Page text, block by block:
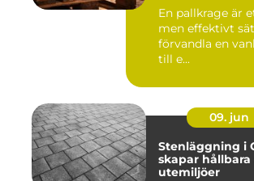
En pallkrage är
men effektivt
förvandla en
till e...
09. jun
Stenläggning i
skapar hållbara
utemiljöer